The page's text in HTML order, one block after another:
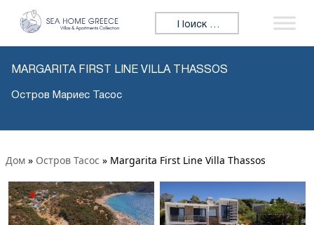
Искать:
MARGARITA FIRST LINE VILLA THASSOS
Остров Мариес Тасос
Дом » Остров Тасос » Margarita First Line Villa Thassos